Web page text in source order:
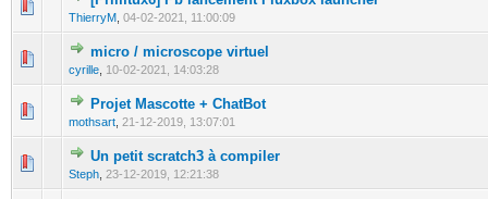
ThierryM 04-02-2021, 11:00:09
0 Votes - 0 sur 5 en moyenne
1234 5
micro / microscope virtuel
cyrille 10-02-2021, 14:03:28
0 Votes - 0 sur 5 en moyenne
12 345
Projet Mascotte + ChatBot
mothsart 21-12-2019, 13:07:01
0 Votes - 0 sur 5 en moyenne
12345
Un petit scratch3 à compiler
Steph 23-12-2019, 12:21:38
0 Votes - 0 sur 5 en moyenne
12345